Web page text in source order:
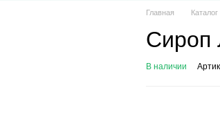
Главная
Сироп
В наличии